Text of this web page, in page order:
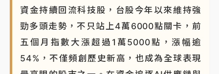
資金持續回流科技股，台股今年以來維持強
勁多頭走勢，不只站上4萬6000點關卡，前
五個月指數大漲超過1萬5000點，漲幅逾
54%，不僅頻創歷史新高，也成為全球表現